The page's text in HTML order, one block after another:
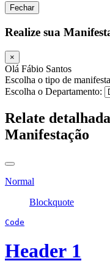
Fechar
Realize sua
×
Olá Fábio Santos
Escolha o tipo de
Escolha o Departamento:
Relate
Manifestação
Normal
Blockquote
Code
Header 1